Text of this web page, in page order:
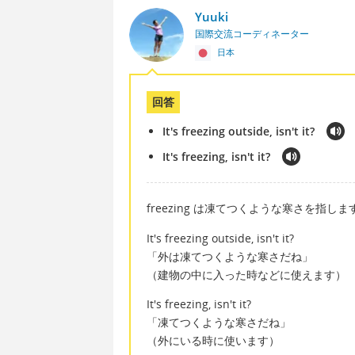
Yuuki
国際交流コーディネーター
日本
回答
It's freezing outside, isn't it?
It's freezing, isn't it?
freezing は凍てつくような寒さを指しま
It's freezing outside, isn't it?
「外は凍てつくような寒さだね」
（建物の中に入った時などに使えます）
It's freezing, isn't it?
「凍てつくような寒さだね」
（外にいる時に使います）